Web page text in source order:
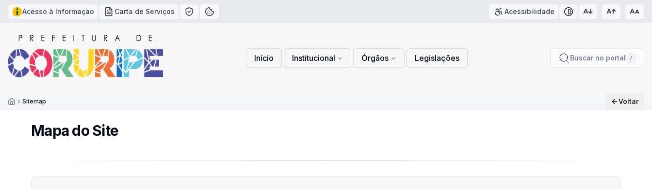
Acesso à Informação Carta de Serviços Política de Privacidade
Política de Cookies Acessibilidade Contraste
Início Institucional Órgãos Legislações Buscar no portal /
Sitemap Voltar
Mapa do Site